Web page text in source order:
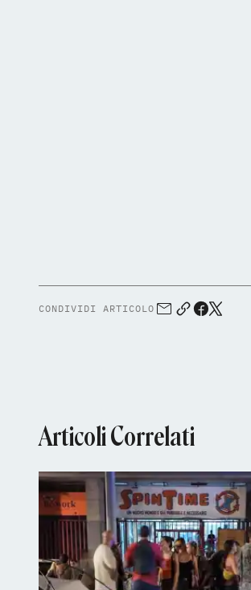
CONDIVIDI ARTICOLO
Articoli Correlati